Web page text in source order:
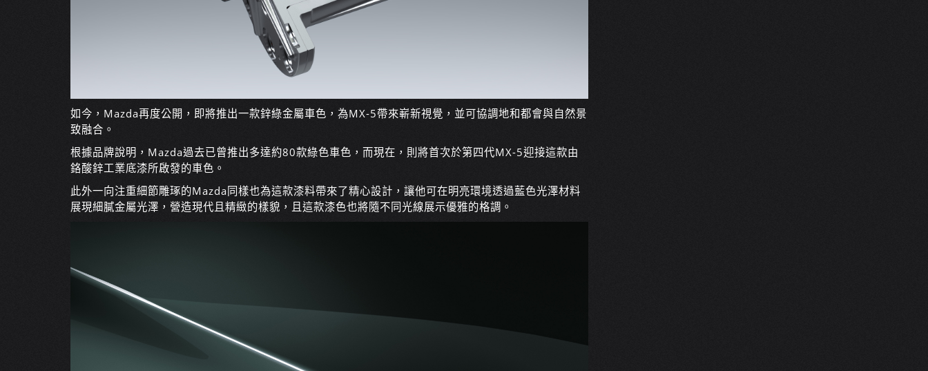
如今，Mazda再度公開，即將推出一款鋅綠金屬車色，為MX-5帶來嶄新視覺，並可協調地和都會與自然景
致融合。
根據品牌說明，Mazda過去已曾推出多達約80款綠色車色，而現在，則將首次於第四代MX-5迎接這款由
鉻酸鋅工業底漆所啟發的車色。
此外一向注重細節雕琢的Mazda同樣也為這款漆料帶來了精心設計，讓他可在明亮環境透過藍色光澤材料
展現細膩金屬光澤，營造現代且精緻的樣貌，且這款漆色也將隨不同光線展示優雅的格調。